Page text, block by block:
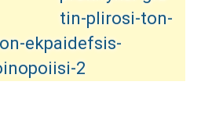
tin-plirosi-ton-
ekpaidefsis-
2